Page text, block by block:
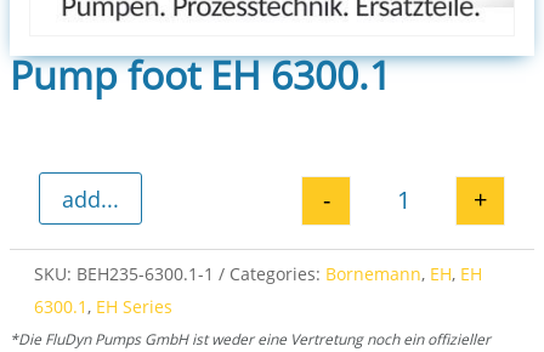
Pump foot EH 6300.1
Pump foot EH
- +
add...
SKU: BEH235-6300.1-1 Categories: Bornemann, EH, EH
6300.1, EH Series
*Die FluDyn Pumps GmbH ist weder eine Vertretung noch ein offizieller